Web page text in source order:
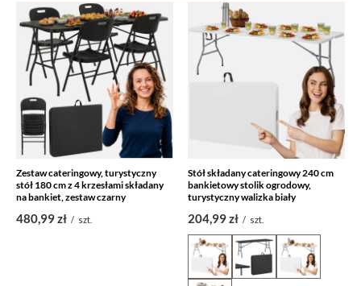
Zestaw cateringowy, turystyczny
stół 180 cm z 4 krzesłami składany
na bankiet, zestaw czarny
480,99 zł / szt.
Stół składany cateringowy 240 cm
bankietowy stolik ogrodowy,
turystyczny walizka biały
204,99 zł / szt.